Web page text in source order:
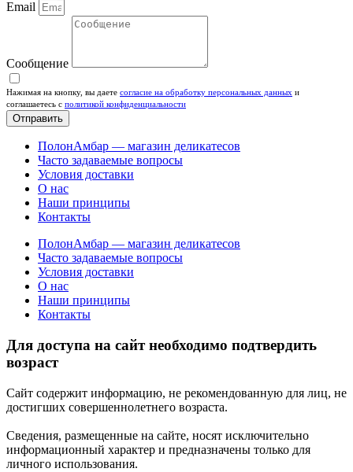
Email
Сообщение
Нажимая на кнопку, вы даете согласие на обработку персональных данных и
соглашаетесь c политикой конфиденциальности
Отправить
ПолонАмбар — магазин деликатесов
Часто задаваемые вопросы
Условия доставки
О нас
Наши принципы
Контакты
ПолонАмбар — магазин деликатесов
Часто задаваемые вопросы
Условия доставки
О нас
Наши принципы
Контакты
Для доступа на сайт необходимо подтвердить
возраст
Сайт содержит информацию, не рекомендованную для лиц, не
достигших совершеннолетнего возраста.
Сведения, размещенные на сайте, носят исключительно
информационный характер и предназначены только для
личного использования.